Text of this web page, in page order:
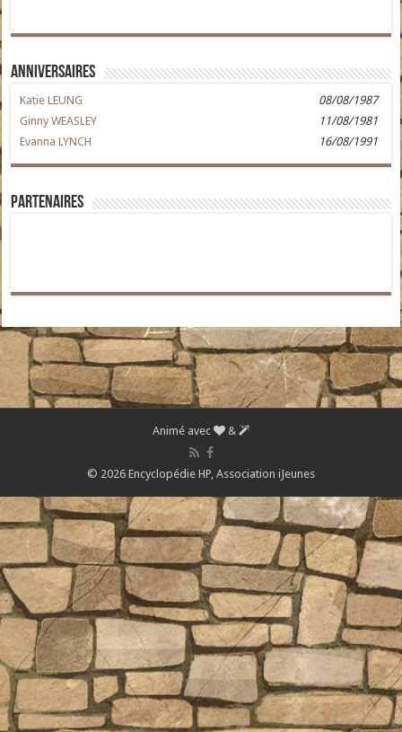
Anniversaires
Katie LEUNG
08/08/1987
Ginny WEASLEY
11/08/1981
Evanna LYNCH
16/08/1991
Partenaires
Animé avec &
© 2026 Encyclopédie HP, Association iJeunes